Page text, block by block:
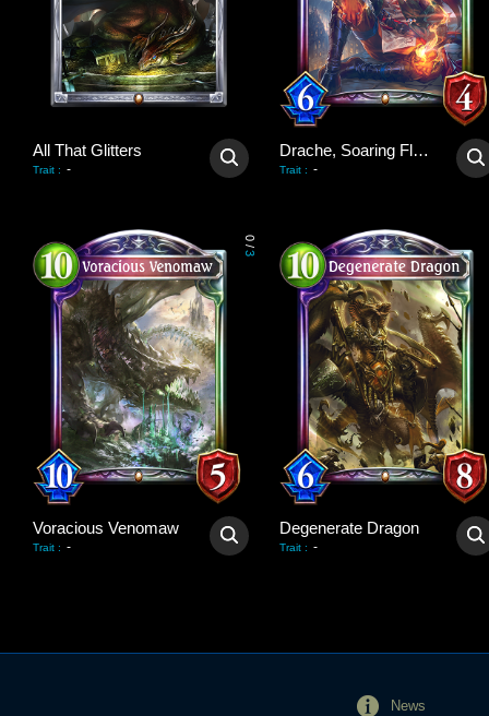
All That Glitters
Trait : -
Drache, Soaring Flare
Trait : -
0
/
3
Voracious Venomaw
Trait : -
Degenerate Dragon
Trait : -
News